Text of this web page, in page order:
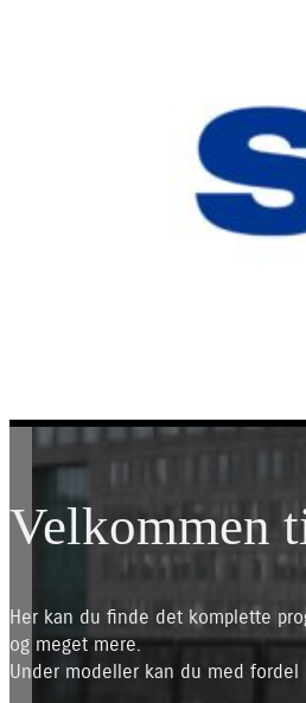
Velkommen
Her kan du finde det komplette
og meget mere.
Under modeller kan du med